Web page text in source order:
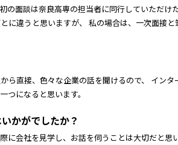
の面談は奈良高専の担当者に同行していただけ
に違うと思いますが、 私の場合は、一次面接と
ら直接、色々な企業の話を聞けるので、 インタ
になると思います。
かがでしたか？
に会社を見学し、お話を伺うことは大切だと思